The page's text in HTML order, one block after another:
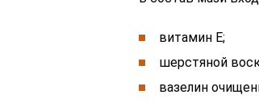
витамин Е;
шерстяной
вазелин